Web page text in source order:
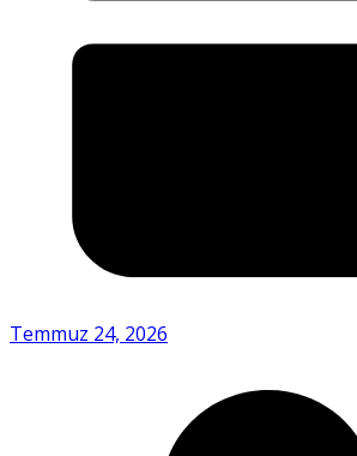
Temmuz 24, 2026